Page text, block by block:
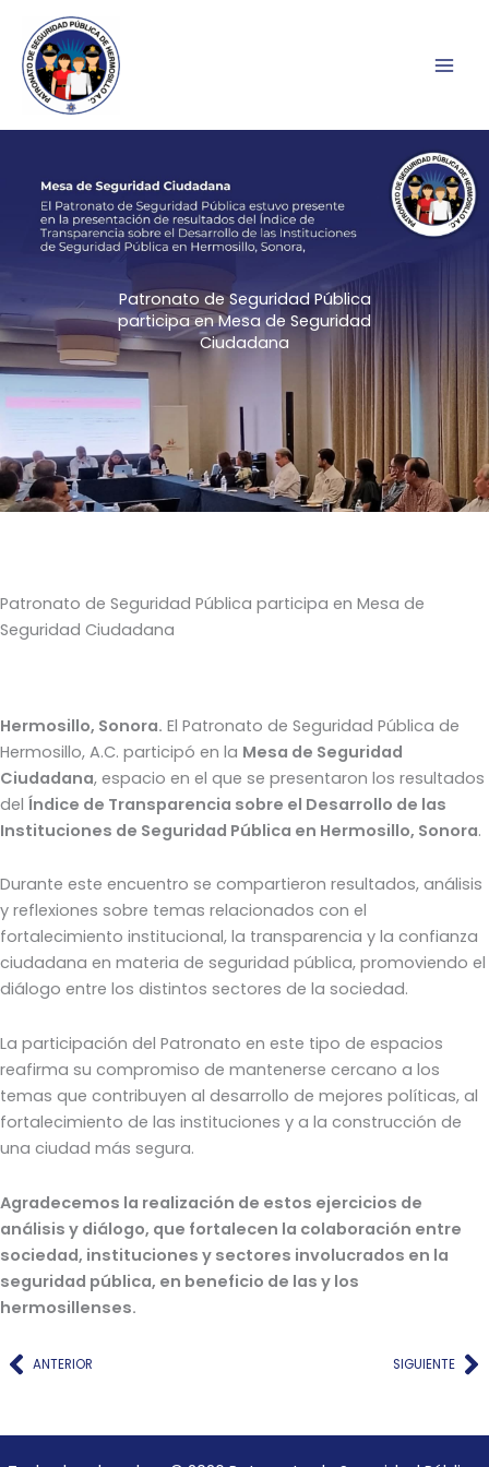
contenido
Patronato de Seguridad Pública
participa en Mesa de Seguridad
Ciudadana
Patronato de Seguridad Pública participa en Mesa de
Seguridad Ciudadana
Hermosillo, Sonora. El Patronato de Seguridad Pública de
Hermosillo, A.C. participó en la Mesa de Seguridad
Ciudadana, espacio en el que se presentaron los resultados
del Índice de Transparencia sobre el Desarrollo de las
Instituciones de Seguridad Pública en Hermosillo, Sonora.
Durante este encuentro se compartieron resultados, análisis
y reflexiones sobre temas relacionados con el
fortalecimiento institucional, la transparencia y la confianza
ciudadana en materia de seguridad pública, promoviendo el
diálogo entre los distintos sectores de la sociedad.
La participación del Patronato en este tipo de espacios
reafirma su compromiso de mantenerse cercano a los
temas que contribuyen al desarrollo de mejores políticas, al
fortalecimiento de las instituciones y a la construcción de
una ciudad más segura.
Agradecemos la realización de estos ejercicios de
análisis y diálogo, que fortalecen la colaboración entre
sociedad, instituciones y sectores involucrados en la
seguridad pública, en beneficio de las y los
hermosillenses.
AntANTERIOR SIGUIENTE